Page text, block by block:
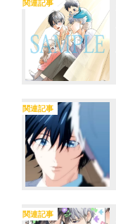
関連記事
関連記事
関連記事